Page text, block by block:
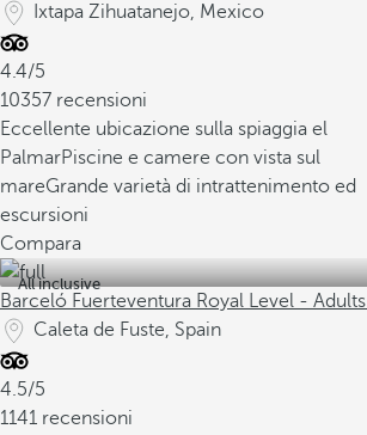
Ixtapa Zihuatanejo, Mexico
4.4/5
10357 recensioni
Eccellente ubicazione sulla spiaggia el
PalmarPiscine e camere con vista sul
mareGrande varietà di intrattenimento ed
escursioni
Compara
All inclusive
Barceló Fuerteventura Royal Level -
Caleta de Fuste, Spain
4.5/5
1141 recensioni